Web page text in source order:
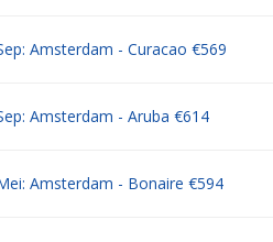
Amsterdam - Curacao €569
Amsterdam - Aruba €614
Amsterdam - Bonaire €594